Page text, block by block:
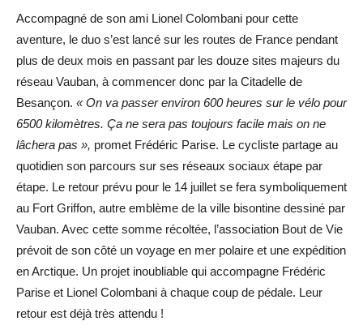
Accompagné de son ami Lionel Colombani pour cette
aventure, le duo s’est lancé sur les routes de France pendant
plus de deux mois en passant par les douze sites majeurs du
réseau Vauban, à commencer donc par la Citadelle de
Besançon. « On va passer environ 600 heures sur le vélo pour
6500 kilomètres. Ça ne sera pas toujours facile mais on ne
lâchera pas », promet Frédéric Parise. Le cycliste partage au
quotidien son parcours sur ses réseaux sociaux étape par
étape. Le retour prévu pour le 14 juillet se fera symboliquement
au Fort Griffon, autre emblème de la ville bisontine dessiné par
Vauban. Avec cette somme récoltée, l’association Bout de Vie
prévoit de son côté un voyage en mer polaire et une expédition
en Arctique. Un projet inoubliable qui accompagne Frédéric
Parise et Lionel Colombani à chaque coup de pédale. Leur
retour est déjà très attendu !